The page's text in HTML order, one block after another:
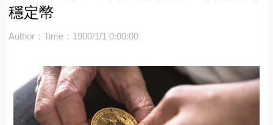
穩定幣
Author： Time：1900/1/1 0:00:00